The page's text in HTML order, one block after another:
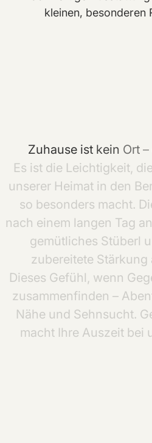
kleinen, besonderen
Zuhause ist kein Ort –
Es ist die Leichtigkeit, die
unserer Heimat in den
so besonders macht.
nach einem langen Tag an
gemütliches Stüberl
zubereitete Stärkung
Dieses Gefühl, wenn
zusammenfinden –
Nähe und Sehnsucht.
macht Ihre Auszeit bei